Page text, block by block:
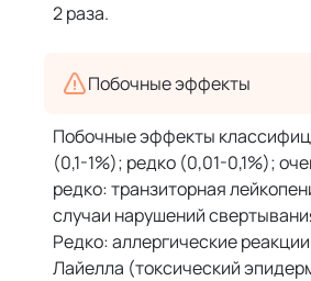
2 раза.
Побочные эффекты
Побочные эффекты
(0,1-1%); редко (0,01-0,1%);
редко: транзиторная
случаи нарушений
Редко: аллергические
Лайелла (токсический